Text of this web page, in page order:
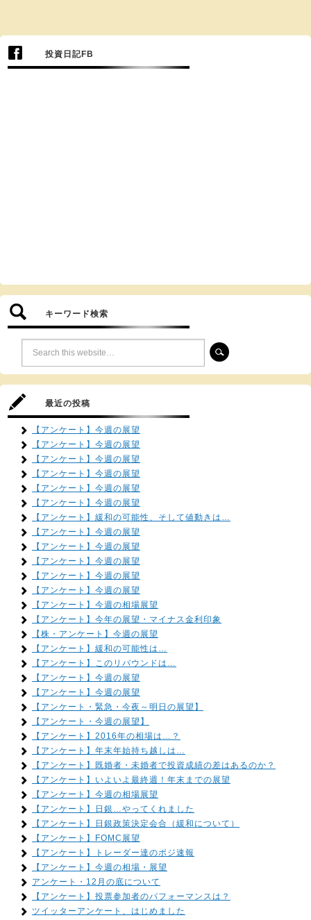
投資日記FB
キーワード検索
最近の投稿
【アンケート】今週の展望
【アンケート】今週の展望
【アンケート】今週の展望
【アンケート】今週の展望
【アンケート】今週の展望
【アンケート】今週の展望
【アンケート】緩和の可能性、そして値動きは…
【アンケート】今週の展望
【アンケート】今週の展望
【アンケート】今週の展望
【アンケート】今週の展望
【アンケート】今週の展望
【アンケート】今週の相場展望
【アンケート】今年の展望・マイナス金利印象
【株・アンケート】今週の展望
【アンケート】緩和の可能性は…
【アンケート】このリバウンドは…
【アンケート】今週の展望
【アンケート】今週の展望
【アンケート・緊急・今夜～明日の展望】
【アンケート・今週の展望】
【アンケート】2016年の相場は…？
【アンケート】年末年始持ち越しは…
【アンケート】既婚者・未婚者で投資成績の差はあるのか？
【アンケート】いよいよ最終週！年末までの展望
【アンケート】今週の相場展望
【アンケート】日銀…やってくれました
【アンケート】日銀政策決定会合（緩和について）
【アンケート】FOMC展望
【アンケート】トレーダー達のポジ速報
【アンケート】今週の相場・展望
アンケート・12月の底について
【アンケート】投票参加者のパフォーマンスは？
ツイッターアンケート、はじめました